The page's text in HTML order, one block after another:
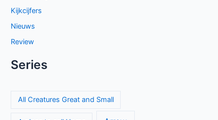
Kijkcijfers
Nieuws
Review
Series
All Creatures Great and Small